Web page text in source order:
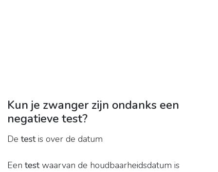
Kun je zwanger zijn ondanks een
negatieve test?
De testis over de datum
Een testwaarvan de houdbaarheidsdatum is